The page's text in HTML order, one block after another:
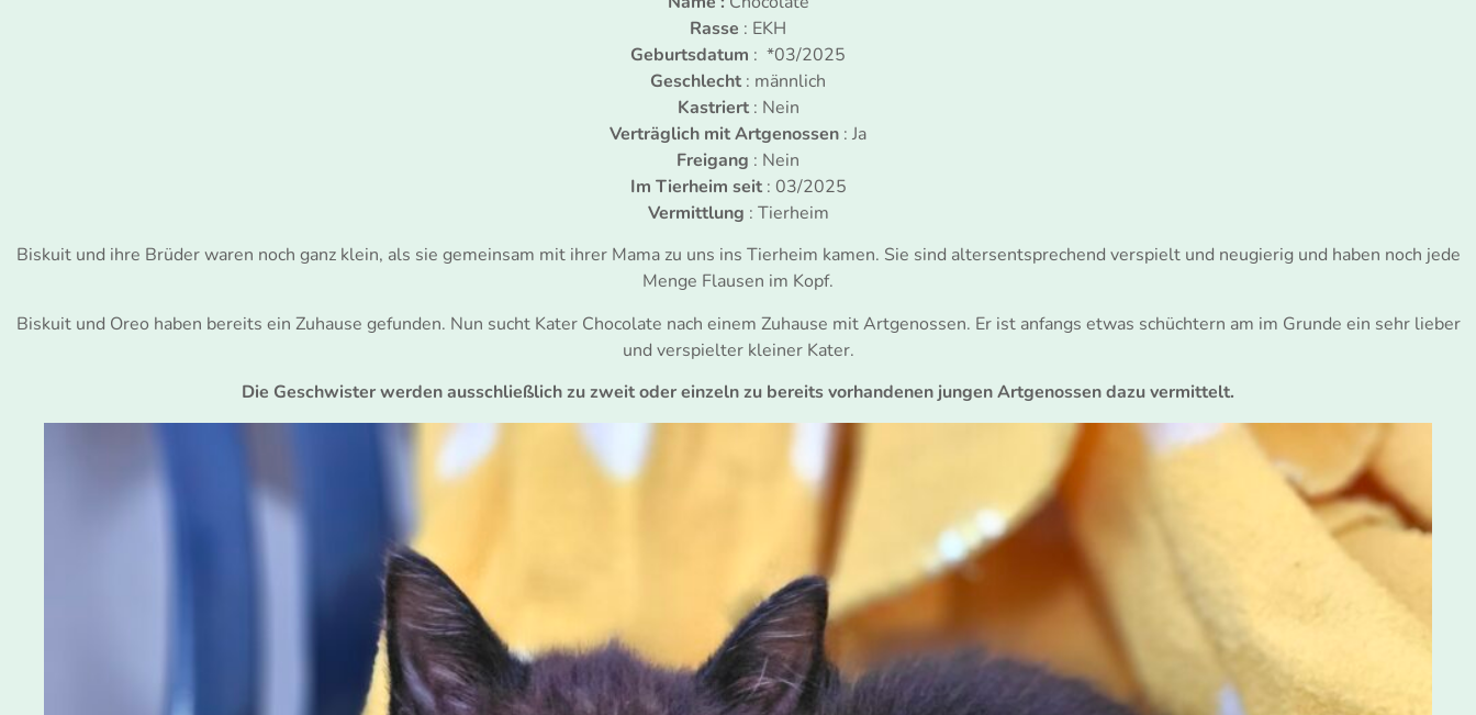
Rasse : EKH
Geburtsdatum : *03/2025
Geschlecht : männlich
Kastriert: Nein
Verträglich mit Artgenossen : Ja
Freigang : Nein
Im Tierheim seit: 03/2025
Vermittlung : Tierheim
Biskuit und ihre Brüder waren noch ganz klein, als sie gemeinsam mit ihrer Mama zu uns ins Tierheim kamen. Sie sind altersentsprechend verspielt und neugierig und haben noch jede
Menge Flausen im Kopf.
Biskuit und Oreo haben bereits ein Zuhause gefunden. Nun sucht Kater Chocolate nach einem Zuhause mit Artgenossen. Er ist anfangs etwas schüchtern am im Grunde ein sehr lieber
und verspielter kleiner Kater.
Die Geschwister werden ausschließlich zu zweit oder einzeln zu bereits vorhandenen jungen Artgenossen dazu vermittelt.